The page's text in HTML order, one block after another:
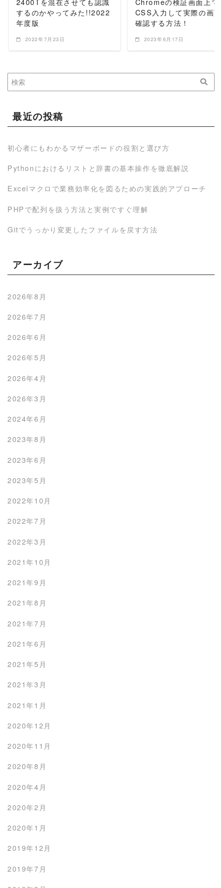
するのかやってみた!!2022
年度版
2022年7月23日
CSS入力して実際の画
確認する方法！
2023年6月17日
最近の投稿
初心者にもわかるマザーボードの役割と選び方
Pythonにおけるリストと辞書の基本操作を徹底解説
Excelマクロで業務効率化を図るための実践的アプローチ
PHPで配列を扱う方法と実例ですぐ理解
Gitでうっかり変更したファイルを戻す方法
アーカイブ
2026年8月
2026年7月
2026年6月
2026年5月
2026年4月
2026年3月
2024年6月
2023年8月
2023年6月
2023年5月
2022年10月
2022年7月
2022年3月
2021年10月
2021年9月
2021年8月
2021年7月
2021年6月
2021年5月
2021年3月
2021年1月
2020年12月
2020年11月
2020年8月
2020年4月
2020年2月
2020年1月
2019年12月
2019年7月